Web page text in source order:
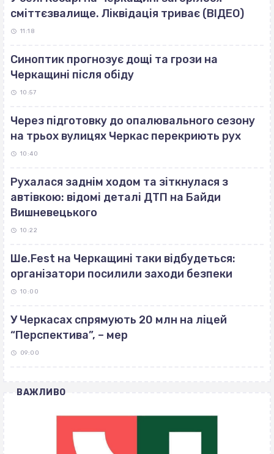
сміттєзвалище. Ліквідація триває (ВІДЕО)
11:18
Синоптик прогнозує дощі та грози на
Черкащині після обіду
10:57
Через підготовку до опалювального сезону
на трьох вулицях Черкас перекриють рух
10:40
Рухалася заднім ходом та зіткнулася з
автівкою: відомі деталі ДТП на Байди
Вишневецького
10:22
Ше.Fest на Черкащині таки відбудеться:
організатори посилили заходи безпеки
10:00
У Черкасах спрямують 20 млн на ліцей
“Перспектива”, – мер
09:00
ВАЖЛИВО